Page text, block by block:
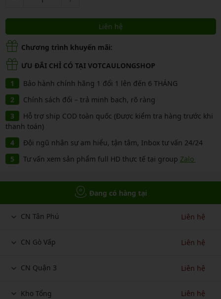
Liên hệ
Chương trình khuyến mãi:
ƯU ĐÃI CHỈ CÓ TẠI VOTCAULONGSHOP
Bảo hành chính hãng 1 đổi 1 lên đến 6 THÁNG
Chính sách đổi – trả minh bạch, rõ ràng
Hỗ trợ ship COD toàn quốc (Được kiểm tra hàng trước khi
thanh toán)
Đội ngũ nhân sự am hiểu, tận tâm, Inbox tư vấn 24/24
Tư vấn xem sản phẩm full HD thực tế tại group Zalo
Đang có hàng tại
CN Tân Phú Liên hệ
CN Gò Vấp Liên hệ
CN Quận 3 Liên hệ
Kho Tổng Liên hệ